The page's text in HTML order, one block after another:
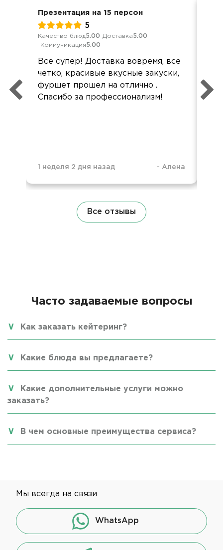
Презентация на 15 персон
5
Качество блюд5.00 Доставка5.00
Коммуникация5.00
Все супер! Доставка вовремя, все
четко, красивые вкусные закуски,
фуршет прошел на отлично .
Спасибо за профессионализм!
1 неделя 2 дня назад - Алена
Все отзывы
Часто задаваемые вопросы
Как заказать кейтеринг?
Какие блюда вы предлагаете?
Какие дополнительные услуги можно
заказать?
В чем основные преимущества сервиса?
Мы всегда на связи
WhatsApp